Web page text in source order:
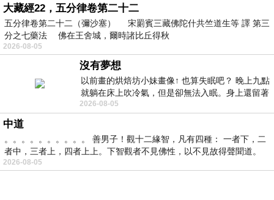
大藏經22，五分律卷第二十二
五分律卷第二十二（彌沙塞） 宋罽賓三藏佛陀什共竺道生等 譯 第三
分之七藥法 佛在王舍城，爾時諸比丘得秋
2026-08-05
沒有夢想
以前畫的烘焙坊小妹畫像↑ 也算失眠吧？ 晚上九點
就躺在床上吹冷氣，但是卻無法入眠。身上還留著
四點多跑的六公里的疲
2026-08-05
中道
。。。。。。。。。。 善男子！觀十二緣智，凡有四種： 一者下，二
者中，三者上，四者上上。下智觀者不見佛性，以不見故得聲聞道。
2026-08-05